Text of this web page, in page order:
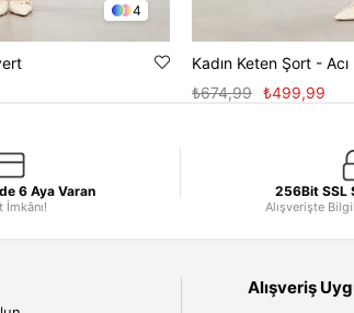
4
Kadın Keten Şort -
₺499,99
₺674,99
6 Aya Varan
İmkânı!
256Bit SSL
Alışverişte
Alışveriş